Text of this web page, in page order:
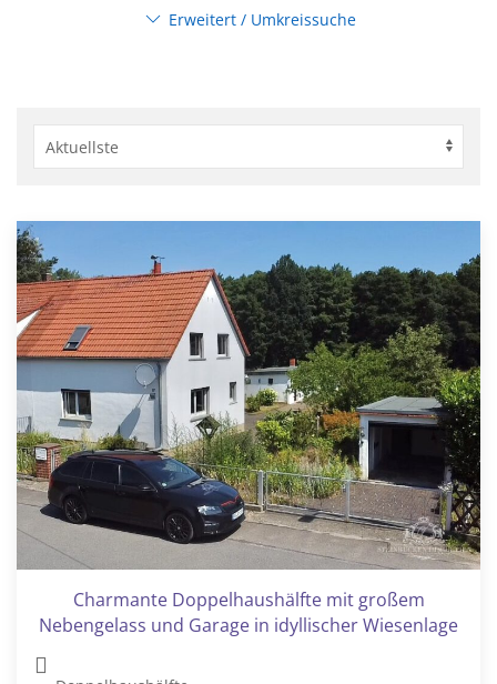
Erweitert / Umkreissuche
Charmante Doppelhaushälfte mit großem
Nebengelass und Garage in idyllischer Wiesenlage